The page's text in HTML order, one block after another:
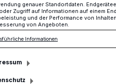
Starter
noch
genauer Standortdaten.
Zugriff auf Informationen auf einem
und der Performance von
von Angeboten.
Informationen